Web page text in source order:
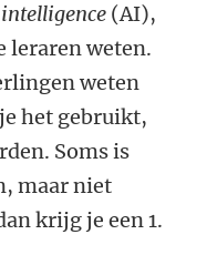
(AI),
leraren weten.
weten
het gebruikt,
Soms is
maar niet
krijg je een 1.